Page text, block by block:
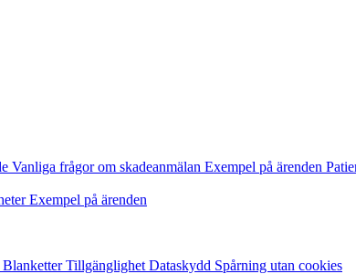
Vanliga frågor om skadeanmälan Exempel på ärenden
Exempel på ärenden
BlanketterTillgänglighet Dataskydd Spårning utan cookies